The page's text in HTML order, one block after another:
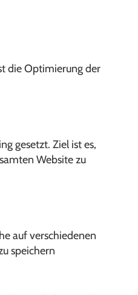
die Optimierung der
gesetzt. Ziel ist es,
Website zu
auf verschiedenen
speichern